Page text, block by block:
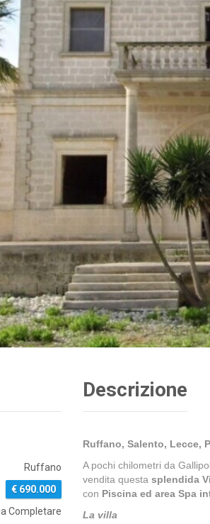
Ruffano
€ 690.000
Completare
Descrizione
Ruffano, Salento, Lecce,
A pochi chilometri da
vendita questa splendida
con Piscina ed area Spa
La villa